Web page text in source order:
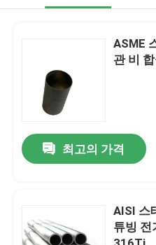
ASME
관 비
최고의 가격
AISI 스
튜빙 전기